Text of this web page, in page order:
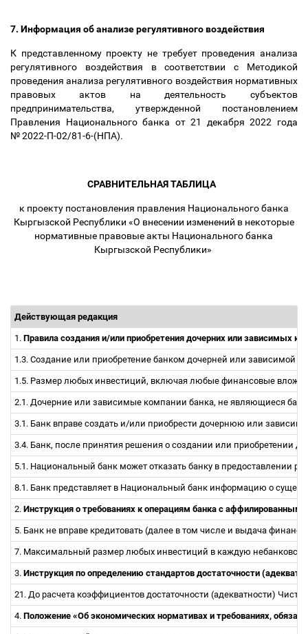
7. Информация об анализе регулятивного воздействия
К представленному проекту не требует проведения анализа
регулятивного воздействия в соответствии с Методикой
проведения анализа регулятивного воздействия нормативных
правовых актов на деятельность субъектов
предпринимательства, утвержденной постановлением
Правления Национального банка от 21 декабря 2022 года
№ 2022-П-02/81-6-(НПА).
СРАВНИТЕЛЬНАЯ ТАБЛИЦА
к проекту постановления правления Национального банка
Кыргызской Республики «О внесении изменений в некоторые
нормативные правовые акты Национального банка
Кыргызской Республики»
Действующая редакция
1. Правила создания и/или приобретения дочерних или зависимых
1.3. Создание или приобретение банком дочерней или зависимой
1.5. Размер любых инвестиций, включая любые финансовые
2.1. Дочерние или зависимые компании банка, не являющиеся
3.1. Банк вправе создать и/или приобрести дочернюю или
3.4. Банк, после принятия решения о создании или
5.1. Национальный банк может отказать банку в предоставлении
8.1. Банк представляет в Национальный банк информацию о
2. Инструкция о требованиях к операциям банка с
5. Банк не вправе кредитовать (далее в том числе и выдача
7. Максимальный размер любых инвестиций в каждую
3. Инструкция по определению стандартов достаточности
21. До расчета коэффициентов достаточности (адекватности)
4. Положение «Об экономических нормативах и требованиях,